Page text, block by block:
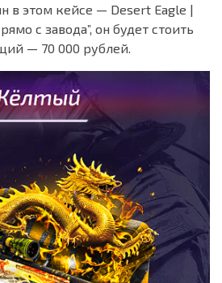
в этом кейсе — Desert Eagle |
с завода”, он будет стоить
— 70 000 рублей.